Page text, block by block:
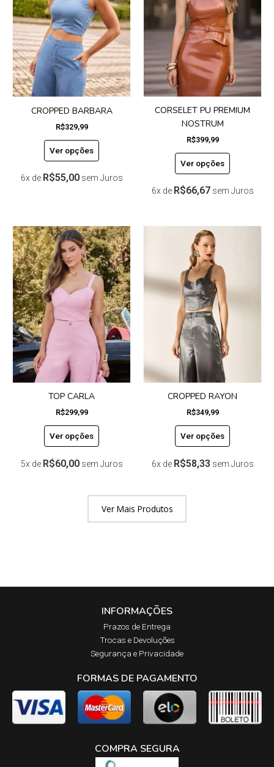
CROPPED BARBARA
R$329,99
Ver opções
As
opções
podem
ser
escolhidas
na
página
do
6x de R$55,00 sem Juros
CORSELET PU PREMIUM
NOSTRUM
R$399,99
Ver opções
As
opções
podem
ser
escolhidas
na
página
do
6x de R$66,67 sem Juros
TOP CARLA
R$299,99
Ver opções
Este
produto
tem
várias
variantes.
As
opções
podem
ser
escolhidas
na
página
5x de R$60,00 sem Juros
CROPPED RAYON
R$349,99
Ver opções
escolhidas
do
6x de R$58,33 sem Juros
Ver Mais Produtos
INFORMAÇÕES
Prazos de Entrega​
Trocas e Devoluções​
Segurança e Privacidade
FORMAS DE PAGAMENTO
COMPRA SEGURA